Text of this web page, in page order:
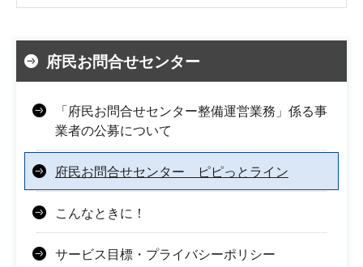
府民お問合せセンター
「府民お問合せセンター整備運営業務」係る事
業者の公募について
府民お問合せセンター ピピっとライン
こんなときに！
サービス目標・プライバシーポリシー